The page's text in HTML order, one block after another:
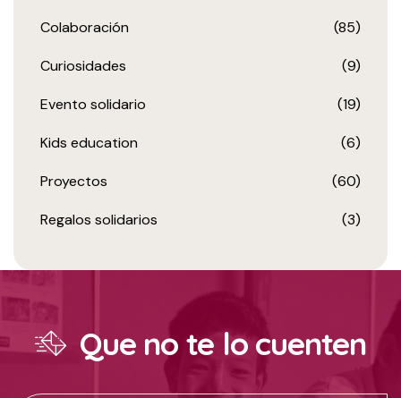
Colaboración (85)
Curiosidades (9)
Evento solidario (19)
Kids education (6)
Proyectos (60)
Regalos solidarios (3)
Que no te lo cuenten